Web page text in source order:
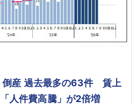
倒産 過去最多の63件 賃上
人件費高騰」が2倍増